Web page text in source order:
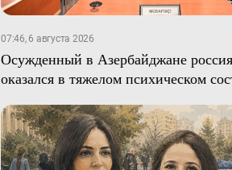
07:46, 6 августа 2026
Осужденный в Азербайджане
оказался в тяжелом психическом